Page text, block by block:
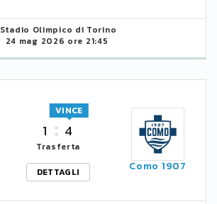
Stadio Olimpico di Torino
24 mag 2026 ore 21:45
1 4
VINCE
Trasferta
DETTAGLI
Como 1907